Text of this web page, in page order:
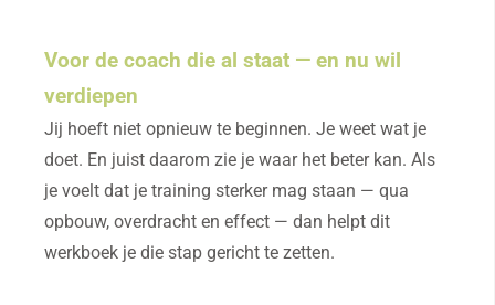
Voor de coach die al staat — en nu wil
verdiepen
Jij hoeft niet opnieuw te beginnen. Je weet wat je
doet. En juist daarom zie je waar het beter kan. Als
je voelt dat je training sterker mag staan — qua
opbouw, overdracht en effect — dan helpt dit
werkboek je die stap gericht te zetten.